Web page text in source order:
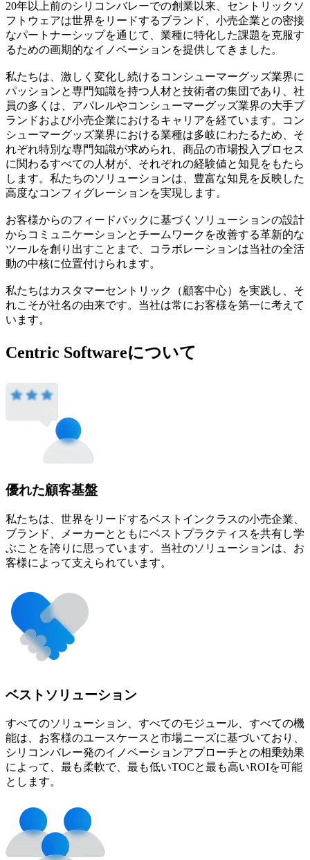
20年以上前のシリコンバレーでの創業以来、セントリックソ
フトウェアは世界をリードするブランド、小売企業との密接
なパートナーシップを通じて、業種に特化した課題を克服す
るための画期的なイノベーションを提供してきました。
私たちは、激しく変化し続けるコンシューマーグッズ業界に
パッションと専門知識を持つ人材と技術者の集団であり、社
員の多くは、アパレルやコンシューマーグッズ業界の大手ブ
ランドおよび小売企業におけるキャリアを経ています。コン
シューマーグッズ業界における業種は多岐にわたるため、そ
れぞれ特別な専門知識が求められ、商品の市場投入プロセス
に関わるすべての人材が、それぞれの経験値と知見をもたら
します。私たちのソリューションは、豊富な知見を反映した
高度なコンフィグレーションを実現します。
お客様からのフィードバックに基づくソリューションの設計
からコミュニケーションとチームワークを改善する革新的な
ツールを創り出すことまで、コラボレーションは当社の全活
動の中核に位置付けられます。
私たちはカスタマーセントリック（顧客中心）を実践し、そ
れこそが社名の由来です。当社は常にお客様を第一に考えて
います。
Centric Softwareについて
優れた顧客基盤
私たちは、世界をリードするベストインクラスの小売企業、
ブランド、メーカーとともにベストプラクティスを共有し学
ぶことを誇りに思っています。当社のソリューションは、お
客様によって支えられています。
ベストソリューション
すべてのソリューション、すべてのモジュール、すべての機
能は、お客様のユースケースと市場ニーズに基づいており、
シリコンバレー発のイノベーションアプローチとの相乗効果
によって、最も柔軟で、最も低いTOCと最も高いROIを可能
とします。